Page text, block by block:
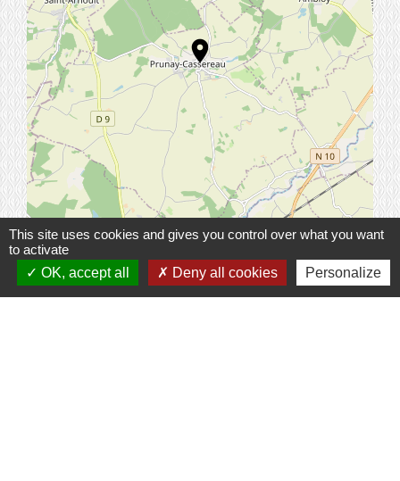
location_on
Leaflet
© OpenStreetMap
This site uses cookies and gives you control over what you want
to activate
OK, accept all
Deny all cookies Personalize